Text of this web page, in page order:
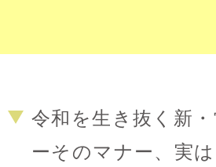
令和を生き抜く新
ーそのマナー、実